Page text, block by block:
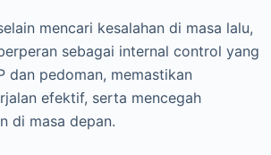
mencari kesalahan di masa lalu,
sebagai internal control yang
dan pedoman, memastikan
efektif, serta mencegah
di masa depan.